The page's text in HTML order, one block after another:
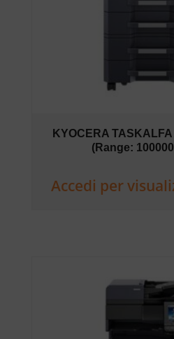
KYOCERA TASKALFA
(Range:
Accedi per